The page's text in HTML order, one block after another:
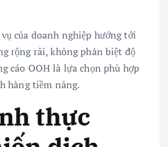
của doanh nghiệp hướng tới
rộng rãi, không phân biệt độ
cáo OOH là lựa chọn phù hợp
hàng tiềm năng.
thực